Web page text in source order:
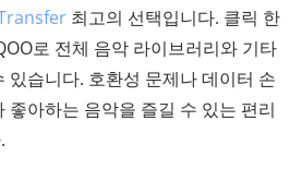
최고의 선택입니다. 클릭 한
로 전체 음악 라이브러리와 기타
있습니다. 호환성 문제나 데이터 손
좋아하는 음악을 즐길 수 있는 편리